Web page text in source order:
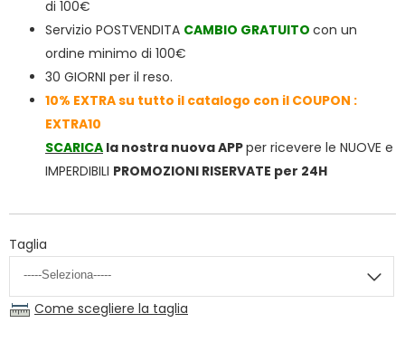
di 100€
Servizio POSTVENDITA CAMBIO GRATUITO con un
ordine minimo di 100€
30 GIORNI per il reso.
10% EXTRA su tutto il catalogo con il COUPON :
EXTRA10
SCARICA la nostra nuova APPper ricevere le NUOVE e
IMPERDIBILI PROMOZIONI RISERVATE per 24H
Taglia
Come scegliere la taglia